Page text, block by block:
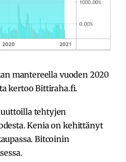
mantereella vuoden 2020
kertoo Bittiraha.fi.
tehtyjen
Kenia on kehittänyt
Bitcoinin